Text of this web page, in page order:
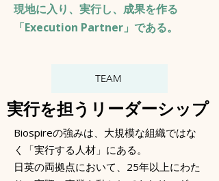
現地に入り、実行し、成果を作る
「Execution Partner」である。
TEAM
実行を担うリーダーシップ
Biospireの強みは、大規模な組織ではな
く「実行する人材」にある。
日英の両拠点において、25年以上にわた